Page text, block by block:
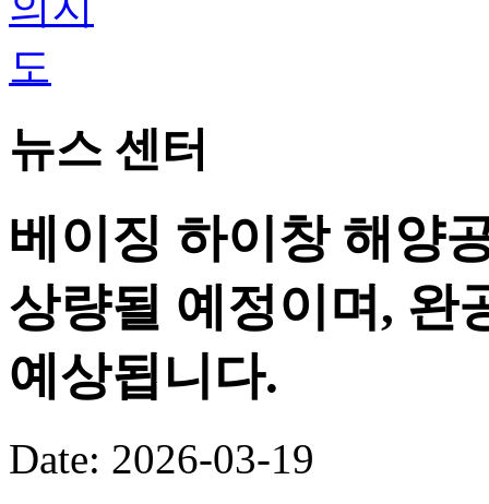
뉴스 센터
베이징 하이창 해양
상량될 예정이며, 완
예상됩니다.
Date: 2026-03-19